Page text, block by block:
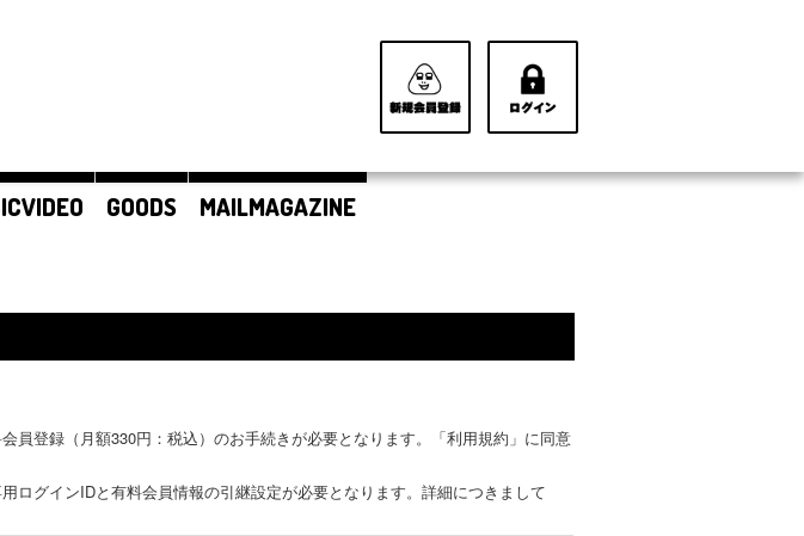
GOODS
MAILMAGAZINE
員登録（月額330円：税込）のお手続きが必要となります。「利用規約」に同意
ログインIDと有料会員情報の引継設定が必要となります。詳細につきまして